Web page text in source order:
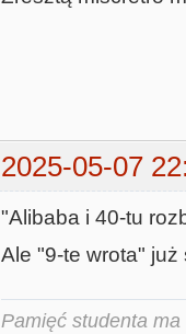
2025-05-07
"Alibaba i 40-tu
Ale "9-te wrota"
Pamięć studenta